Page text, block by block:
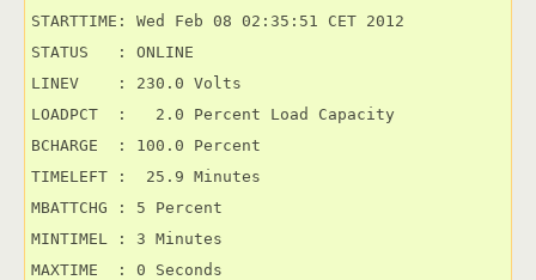
STARTTIME: Wed Feb 08 02:35:51 CET 2012
STATUS   : ONLINE
LINEV    : 230.0 Volts
LOADPCT  :   2.0 Percent Load Capacity
BCHARGE  : 100.0 Percent
TIMELEFT :  25.9 Minutes
MBATTCHG : 5 Percent
MINTIMEL : 3 Minutes
MAXTIME  : 0 Seconds